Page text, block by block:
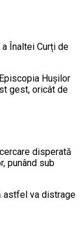
Înaltei Curți de
Hușilor
gest, oricât de
disperată
punând sub
astfel va distrage